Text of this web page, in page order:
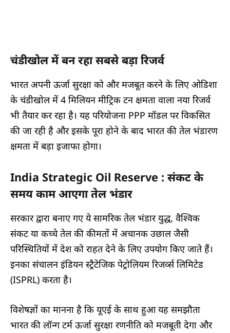
चंडीखोल में बन रहा सबसे बड़ा रिजर्व
भारत अपनी ऊर्जा सुरक्षा को और मजबूत करने के लिए ओडिशा
के चंडीखोल में 4 मिलियन मीट्रिक टन क्षमता वाला नया रिजर्व
भी तैयार कर रहा है। यह परियोजना PPP मॉडल पर विकसित
की जा रही है और इसके पूरा होने के बाद भारत की तेल भंडारण
क्षमता में बड़ा इजाफा होगा।
India Strategic Oil Reserve : संकट के
समय काम आएगा तेल भंडार
सरकार द्वारा बनाए गए ये सामरिक तेल भंडार युद्ध, वैश्विक
संकट या कच्चे तेल की कीमतों में अचानक उछाल जैसी
परिस्थितियों में देश को राहत देने के लिए उपयोग किए जाते हैं।
इनका संचालन इंडियन स्ट्रैटेजिक पेट्रोलियम रिजर्व्स लिमिटेड
(ISPRL) करता है।
विशेषज्ञों का मानना है कि यूएई के साथ हुआ यह समझौता
भारत की लॉन्ग टर्म ऊर्जा सुरक्षा रणनीति को मजबूती देगा और